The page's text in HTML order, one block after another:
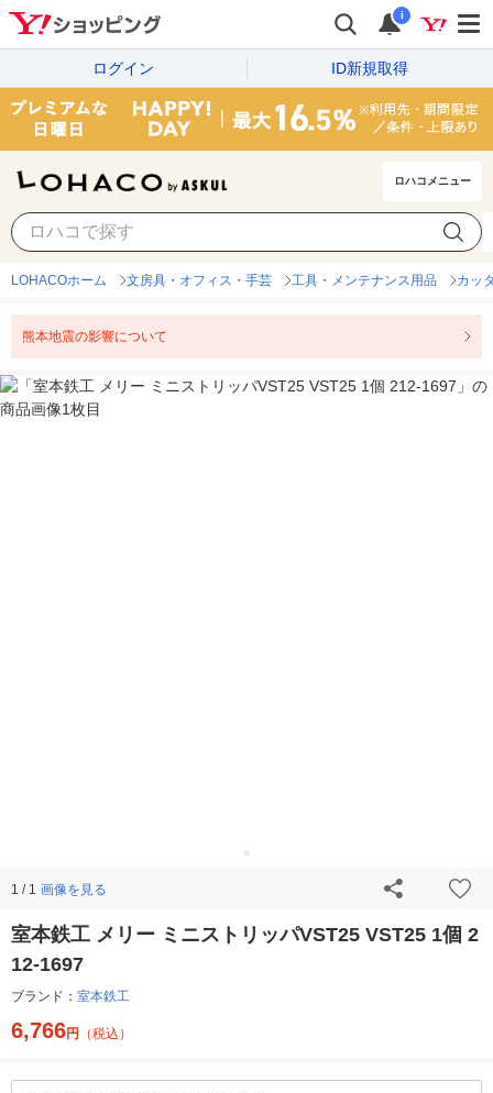
i
ログイン ID新規取得
ロハコメニュー
LOHACOホーム 文房具・オフィス・手芸 工具・メンテナンス用品 カッ
熊本地震の影響について
1 / 1 画像を見る
室本鉄工 メリー ミニストリッパVST25 VST25 1個 2
12-1697
ブランド： 室本鉄工
6,766円 （税込）